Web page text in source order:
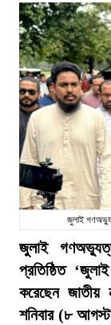
জুলাই
জুলাই
প্রতিষ্ঠিত
করেছেন জাতীয়
শনিবার (৮